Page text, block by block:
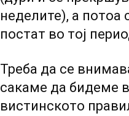
неделите), а потоа
постат во тој
Треба да се
сакаме да бидеме
вистинското